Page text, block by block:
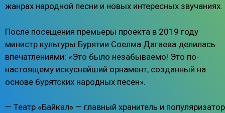
жанрах народной песни и новых интересных звучаниях.
После посещения премьеры проекта в 2019 году
министр культуры Бурятии Соелма Дагаева делилась
впечатлениями: «Это было незабываемо! Это по-
настоящему искуснейший орнамент, созданный на
основе бурятских народных песен».
— Театр «Байкал» — главный хранитель и популяризатор